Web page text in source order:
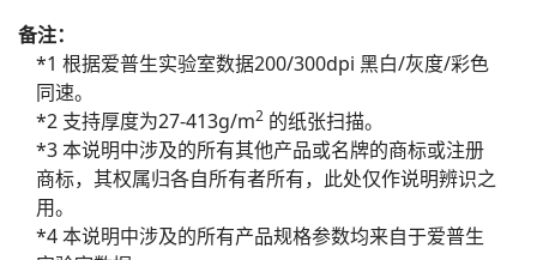
备注：
*1 根据爱普生实验室数据200/300dpi 黑白/灰度/彩色
同速。
*2 支持厚度为27-413g/m2 的纸张扫描。
*3 本说明中涉及的所有其他产品或名牌的商标或注册
商标，其权属归各自所有者所有，此处仅作说明辨识之
用。
*4 本说明中涉及的所有产品规格参数均来自于爱普生